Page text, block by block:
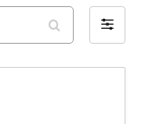
Filter
by